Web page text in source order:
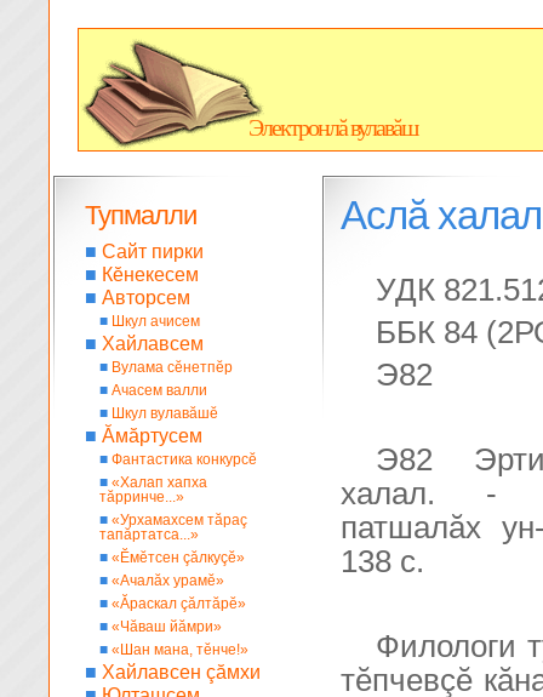
Электронлă вулавăш
Аслă халал
УДК
ББК 84
Э82
Э82
халал. -
патшалăх
138 с.
Филологи
тĕпчевçĕ
Тупмалли
■ Сайт пирки
■ Кĕнекесем
■ Авторсем
■ Шкул ачисем
■ Хайлавсем
■ Вулама сĕнетпĕр
■ Ачасем валли
■ Шкул вулавăшĕ
■ Ăмăртусем
■ Фантастика конкурсĕ
■ «Халап хапха
тăрринче...»
■ «Урхамахсем тăраç
тапăртатса...»
■ «Ĕмĕтсен çăлкуçĕ»
■ «Ачалăх урамĕ»
■ «Ăраскал çăлтăрĕ»
■ «Чăваш йăмри»
■ «Шан мана, тĕнче!»
■ Хайлавсен çăмхи